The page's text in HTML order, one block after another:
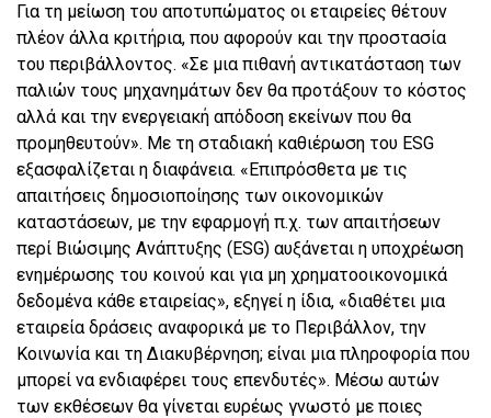
Για τη μείωση του αποτυπώματος οι εταιρείες θέτουν
πλέον άλλα κριτήρια, που αφορούν και την προστασία
του περιβάλλοντος. «Σε μια πιθανή αντικατάσταση των
παλιών τους μηχανημάτων δεν θα προτάξουν το κόστος
αλλά και την ενεργειακή απόδοση εκείνων που θα
προμηθευτούν». Με τη σταδιακή καθιέρωση του ESG
εξασφαλίζεται η διαφάνεια. «Επιπρόσθετα με τις
απαιτήσεις δημοσιοποίησης των οικονομικών
καταστάσεων, με την εφαρμογή π.χ. των απαιτήσεων
περί Βιώσιμης Ανάπτυξης (ESG) αυξάνεται η υποχρέωση
ενημέρωσης του κοινού και για μη χρηματοοικονομικά
δεδομένα κάθε εταιρείας», εξηγεί η ίδια, «διαθέτει μια
εταιρεία δράσεις αναφορικά με το Περιβάλλον, την
Κοινωνία και τη Διακυβέρνηση; είναι μια πληροφορία που
μπορεί να ενδιαφέρει τους επενδυτές». Μέσω αυτών
των εκθέσεων θα γίνεται ευρέως γνωστό με ποιες